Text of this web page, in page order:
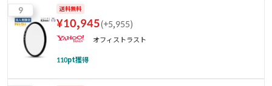
9 送料無料
¥10,945(+5,955)
オフィストラスト
110pt獲得